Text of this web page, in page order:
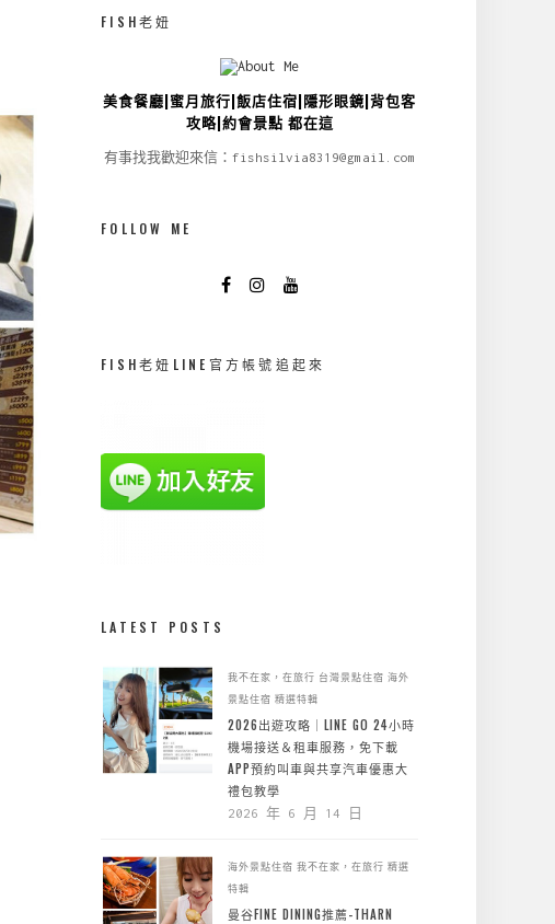
FISH老妞
美食餐廳|蜜月旅行|飯店住宿|隱形眼鏡|背包客
攻略|約會景點 都在這
有事找我歡迎來信：fishsilvia8319@gmail.com
FOLLOW ME
FISH老妞LINE官方帳號追起來
LATEST POSTS
我不在家，在旅行 台灣景點住宿 海外
景點住宿 精選特輯
2026出遊攻略｜LINE GO 24小時
機場接送＆租車服務，免下載
APP預約叫車與共享汽車優惠大
禮包教學
2026 年 6 月 14 日
海外景點住宿 我不在家，在旅行 精選
特輯
曼谷FINE DINING推薦-THARN